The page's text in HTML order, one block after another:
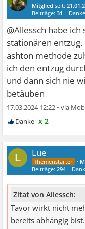
Mitglied seit:
Beiträge:31
@Allessch habe
stationären
ashton methode
ich den entzug
und dann sich nie
betäuben
17.03.2024 12:22 •
x 2
L Lue
•
Beiträge:294
Zitat von Allessch:
Tavor wirkt nicht
bereits abhängig